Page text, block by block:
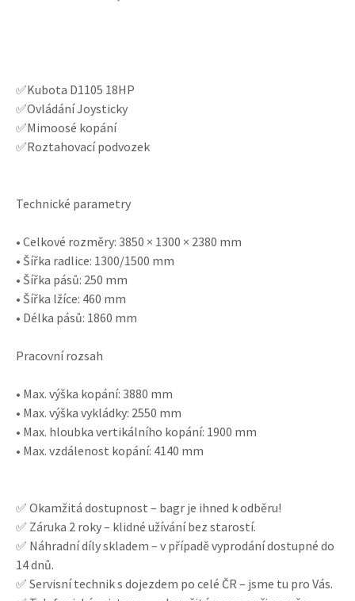
✅Kubota D1105 18HP
✅Ovládání Joysticky
✅Mimoosé kopání
✅Roztahovací podvozek
Technické parametry
• Celkové rozměry: 3850 × 1300 × 2380 mm
• Šířka radlice: 1300/1500 mm
• Šířka pásů: 250 mm
• Šířka lžíce: 460 mm
• Délka pásů: 1860 mm
Pracovní rozsah
• Max. výška kopání: 3880 mm
• Max. výška vykládky: 2550 mm
• Max. hloubka vertikálního kopání: 1900 mm
• Max. vzdálenost kopání: 4140 mm
✅ Okamžitá dostupnost – bagr je ihned k odběru!
✅ Záruka 2 roky – klidné užívání bez starostí.
✅ Náhradní díly skladem – v případě vyprodání dostupné do
14 dnů.
✅ Servisní technik s dojezdem po celé ČR – jsme tu pro Vás.